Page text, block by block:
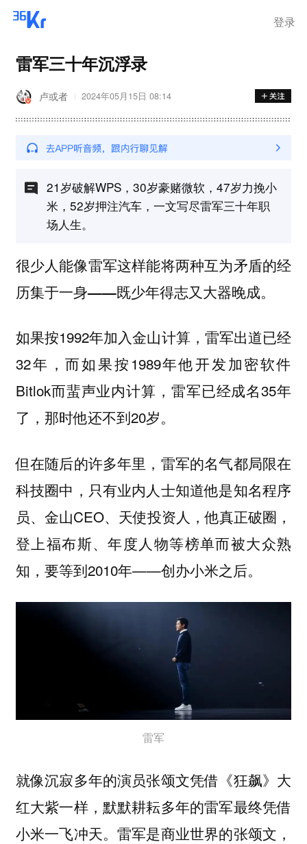
登录
雷军三十年沉浮录
卢或者 2024年05月15日 08:14
21岁破解WPS，30岁豪赌微软，47岁力挽小
米，52岁押注汽车，一文写尽雷军三十年职
场人生。
很少人能像雷军这样能将两种互为矛盾的经
历集于一身——既少年得志又大器晚成。
如果按1992年加入金山计算，雷军出道已经
32年，而如果按1989年他开发加密软件
Bitlok而蜚声业内计算，雷军已经成名35年
了，那时他还不到20岁。
但在随后的许多年里，雷军的名气都局限在
科技圈中，只有业内人士知道他是知名程序
员、金山CEO、天使投资人，他真正破圈，
登上福布斯、年度人物等榜单而被大众熟
知，要等到2010年——创办小米之后。
雷军‍‍
就像沉寂多年的演员张颂文凭借《狂飙》大
红大紫一样，默默耕耘多年的雷军最终凭借
小米一飞冲天。雷军是商业世界的张颂文，